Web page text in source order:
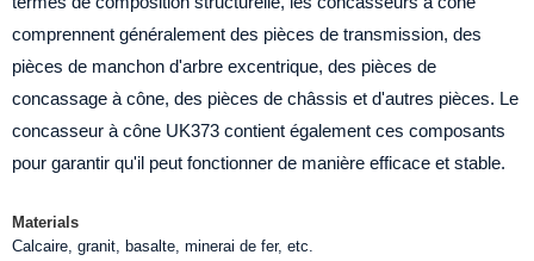
comprennent généralement des pièces de transmission, des
pièces de manchon d'arbre excentrique, des pièces de
concassage à cône, des pièces de châssis et d'autres pièces. Le
concasseur à cône UK373 contient également ces composants
pour garantir qu'il peut fonctionner de manière efficace et stable.
Materials
Calcaire, granit, basalte, minerai de fer, etc.